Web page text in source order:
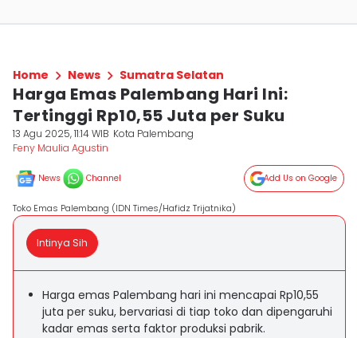
Home News Sumatra Selatan
Harga Emas Palembang Hari Ini:
Tertinggi Rp10,55 Juta per Suku
13 Agu 2025, 11:14 WIB Kota Palembang
Feny Maulia Agustin
News Channel Add Us on Google
Toko Emas Palembang (IDN Times/Hafidz Trijatnika)
Intinya Sih
Harga emas Palembang hari ini mencapai Rp10,55
juta per suku, bervariasi di tiap toko dan dipengaruhi
kadar emas serta faktor produksi pabrik.